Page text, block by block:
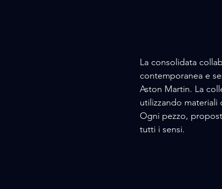
La consolidata
contemporanea e
Aston Martin. La
utilizzando materiali
Ogni pezzo,
tutti i sensi.